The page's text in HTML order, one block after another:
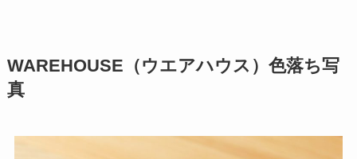
WAREHOUSE（ウエアハウス）色落ち写
真